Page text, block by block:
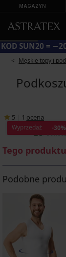
MAGAZYN
KOD SUN20 =
Męskie topy i
5 1 ocena
Wyprzedaż -30%
Tego
Podobne